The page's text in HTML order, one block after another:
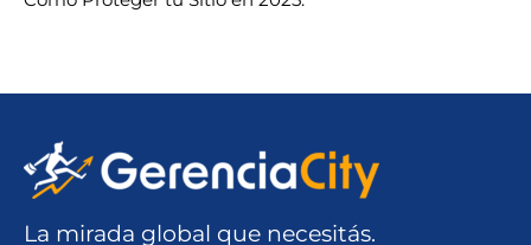
La mirada global que necesitás.